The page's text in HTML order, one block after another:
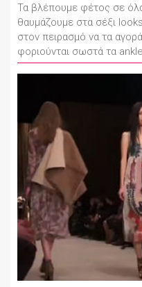
Τα βλέπουμε φέτος σε
θαυμάζουμε στα σέξι
στον πειρασμό να τα
φοριούνται σωστά τα